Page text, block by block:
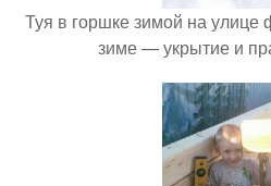
Туя в горшке зимой на улице
зиме — укрытие и